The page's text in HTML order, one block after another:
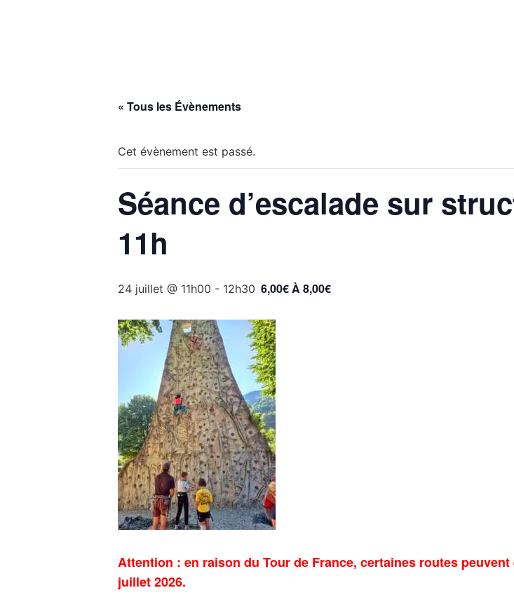
« Tous les Évènements
Cet évènement est passé.
Séance d’escalade sur
11h
24 juillet @ 11h00 - 12h30 6,00€ À 8,00€
Attention : en raison du Tour de France, certaines routes
juillet 2026.